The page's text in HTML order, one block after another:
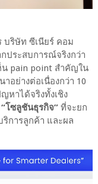
บริษัท ซีเนียร์ คอม
กประสบการณ์จริงกว่า
น pain point สำคัญใน
อย่างต่อเนื่องกว่า 10
หาได้จริงทั้งเชิง
“โซลูชันธุรกิจ”ที่จะยก
การลูกค้า และผล